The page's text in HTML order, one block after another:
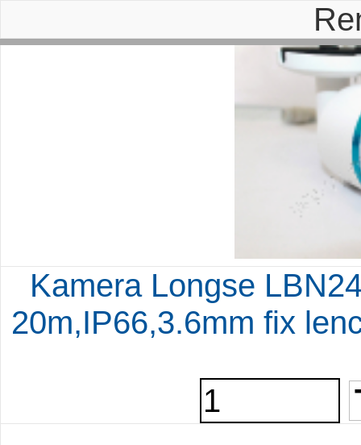
Kamera Longse
20m,IP66,3.6mm fix